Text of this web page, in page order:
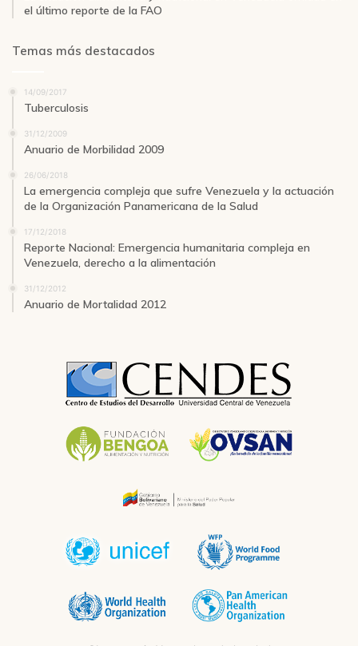
el último reporte de la FAO
Temas más destacados
14/09/2017
Tuberculosis
31/12/2009
Anuario de Morbilidad 2009
26/06/2018
La emergencia compleja que sufre Venezuela y la actuación
de la Organización Panamericana de la Salud
17/12/2018
Reporte Nacional: Emergencia humanitaria compleja en
Venezuela, derecho a la alimentación
31/12/2012
Anuario de Mortalidad 2012